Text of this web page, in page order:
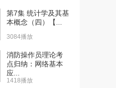
之可
型之
第7集 统计学及其基
本概念（四）【...
3084播放
消防操作员理论考
点归纳：网络基本
应...
1418播放